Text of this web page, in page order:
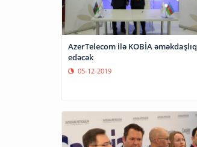
AzerTelecom ilə KOBİA əməkdaşlıq
edəcək
05-12-2019